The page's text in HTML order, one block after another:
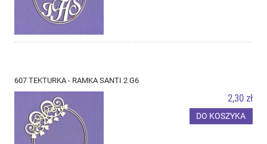
607 TEKTURKA - RAMKA SANTI 2 G6
2,30 zł
DO KOSZYKA